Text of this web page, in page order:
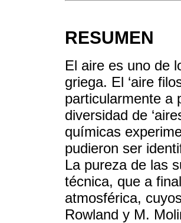
RESUMEN
El aire es uno de
griega. El ‘aire
particularmente a
diversidad de
químicas
pudieron ser
La pureza de las
técnica, que a
atmosférica,
Rowland y M.